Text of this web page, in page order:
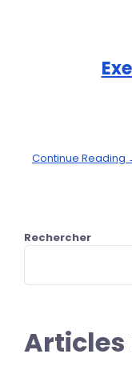
Continue Reading
Rechercher
Articles